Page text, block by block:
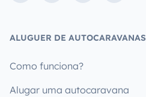
ALUGUER DE AUTOCARAVANAS
Como funciona?
Alugar uma autocaravana